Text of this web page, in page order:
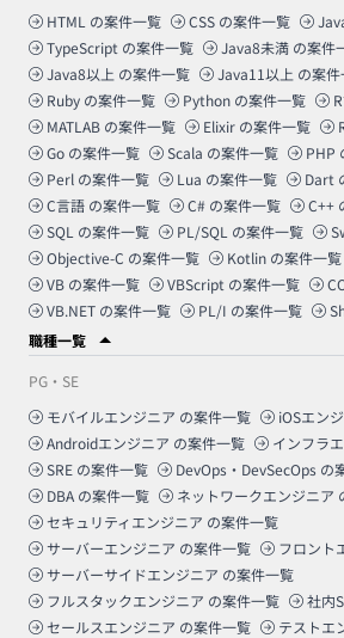
HTML の案件一覧 CSS の案件一覧
TypeScript の案件一覧 Java8未満 の案件
Java8以上 の案件一覧 Java11以上 の案
Ruby の案件一覧 Python の案件一覧
MATLAB の案件一覧 Elixir の案件一覧
Go の案件一覧 Scala の案件一覧 PHP
Perl の案件一覧 Lua の案件一覧 Dart
C言語 の案件一覧 C# の案件一覧 C++
SQL の案件一覧 PL/SQL の案件一覧
Objective-C の案件一覧 Kotlin の案件一覧
VB の案件一覧 VBScript の案件一覧
VB.NET の案件一覧 PL/I の案件一覧
職種一覧
PG・SE
モバイルエンジニア の案件一覧 iOSエン
Androidエンジニア の案件一覧 インフラ
SRE の案件一覧 DevOps・DevSecOps の
DBA の案件一覧 ネットワークエンジニア
セキュリティエンジニア の案件一覧
サーバーエンジニア の案件一覧 フロント
サーバーサイドエンジニア の案件一覧
フルスタックエンジニア の案件一覧 社内
セールスエンジニア の案件一覧 テストエ